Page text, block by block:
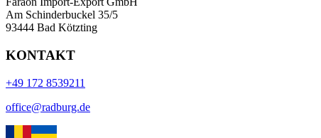
Am Schinderbuckel 35/5
93444 Bad Kötzting
KONTAKT
+49 172 8539211
office@radburg.de